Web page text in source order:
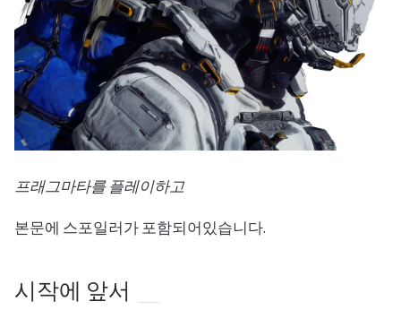
프래그마타를 플레이하고
본문에 스포일러가 포함되어있습니다.
시작에 앞서